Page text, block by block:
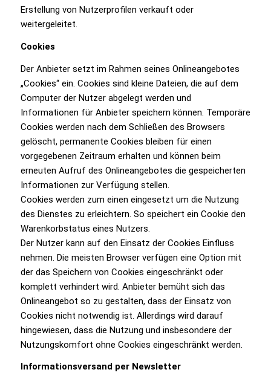
Erstellung von Nutzerprofilen verkauft oder
weitergeleitet.
Cookies
Der Anbieter setzt im Rahmen seines Onlineangebotes
„Cookies“ ein. Cookies sind kleine Dateien, die auf dem
Computer der Nutzer abgelegt werden und
Informationen für Anbieter speichern können. Temporäre
Cookies werden nach dem Schließen des Browsers
gelöscht, permanente Cookies bleiben für einen
vorgegebenen Zeitraum erhalten und können beim
erneuten Aufruf des Onlineangebotes die gespeicherten
Informationen zur Verfügung stellen.
Cookies werden zum einen eingesetzt um die Nutzung
des Dienstes zu erleichtern. So speichert ein Cookie den
Warenkorbstatus eines Nutzers.
Der Nutzer kann auf den Einsatz der Cookies Einfluss
nehmen. Die meisten Browser verfügen eine Option mit
der das Speichern von Cookies eingeschränkt oder
komplett verhindert wird. Anbieter bemüht sich das
Onlineangebot so zu gestalten, dass der Einsatz von
Cookies nicht notwendig ist. Allerdings wird darauf
hingewiesen, dass die Nutzung und insbesondere der
Nutzungskomfort ohne Cookies eingeschränkt werden.
Informationsversand per Newsletter